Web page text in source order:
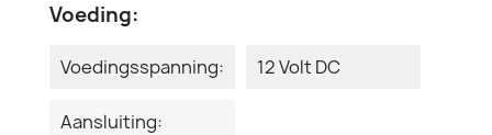
Voeding:
Voedingsspanning: 12 Volt DC
Aansluiting: